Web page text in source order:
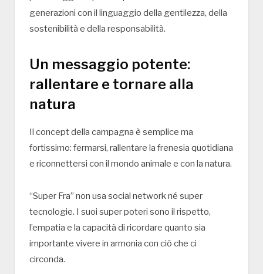
generazioni con il linguaggio della gentilezza, della
sostenibilità e della responsabilità.
Un messaggio potente:
rallentare e tornare alla
natura
Il concept della campagna è semplice ma
fortissimo: fermarsi, rallentare la frenesia quotidiana
e riconnettersi con il mondo animale e con la natura.
“Super Fra” non usa social network né super
tecnologie. I suoi super poteri sono il rispetto,
l’empatia e la capacità di ricordare quanto sia
importante vivere in armonia con ciò che ci
circonda.